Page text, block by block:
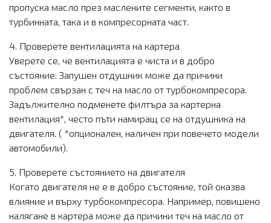
пропуска масло през маслените сегменти, както в
турбинната, така и в компресорната част.
4. Проверете вентилацията на картера
Уверете се, че вентилацията е чиста и в добро
състояние. Запушен отдушник може да причини
проблем свързан с теч на масло от турбокомпресора.
Задължително подменете филтъра за картерна
вентилация*, често пъти намиращ се на отдушника на
двигателя. ( *опционален, наличен при повечето модели
автомобили).
5. Проверете състоянието на двигателя
Когато двигателя не е в добро състояние, той оказва
влияние и върху турбокомпресора. Например, повишено
налягане в картера може да причини теч на масло от